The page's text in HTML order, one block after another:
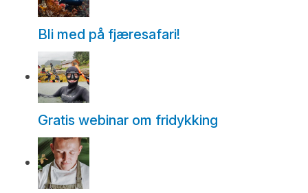
Bli med på fjæresafari!
Gratis webinar om fridykking